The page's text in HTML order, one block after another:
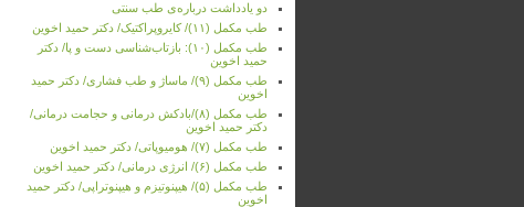
دو یادداشت درباره‌ی طب سنتی
طب مکمل (۱۱)/ کایروپراکتیک/ دکتر حمید اخوین
طب مکمل (۱۰): بازتاب‌شناسی دست و پا/ دکتر
حمید اخوین
طب مکمل (۹)/ ماساژ و طب فشاری/ دکتر حمید
اخوین
طب مکمل (۸)/بادکش درمانی و حجامت درمانی/
دکتر حمید اخوین
طب مکمل (۷)/ هومیوپاتی/ دکتر حمید اخوین
طب مکمل (۶)/ انرژی درمانی/ دکتر حمید اخوین
طب مکمل (۵)/ هیپنوتیزم و هیپنوتراپی/ دکتر حمید
اخوین